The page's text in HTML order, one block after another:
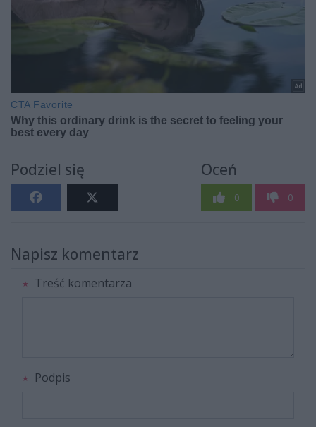
Podziel się Oceń
0 0
Napisz komentarz
Treść komentarza
Podpis